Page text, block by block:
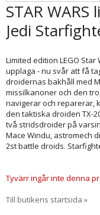
STAR
Jedi
Limited edition LEGO
upplaga - nu svår att få
droidernas bakhåll med
missilkanoner och den
navigerar och reparerar,
den taktiska droiden TX-
två stridsdroider på
Mace Windu, astromech
2st battle droids.
Tyvärr ingår inte denna
Till butikens startsida »